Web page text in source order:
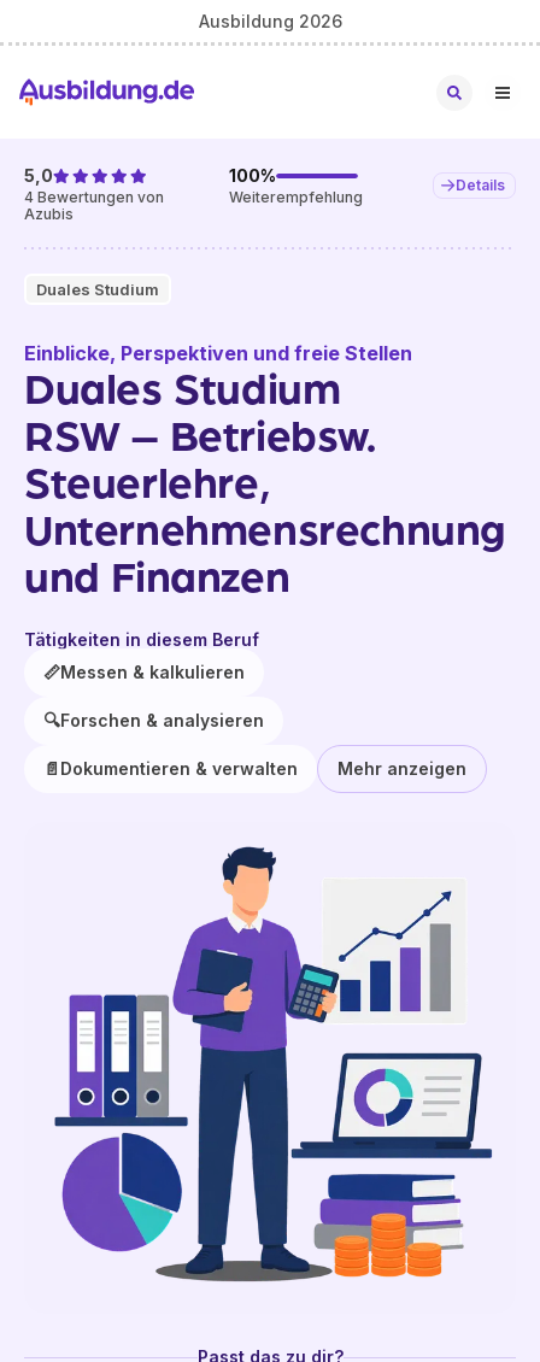
Ausbildung 2026
Duales Studium
5,0
4 Bewertungen von
Azubis
100%
Weiterempfehlung
Details
Einblicke, Perspektiven und freie Stellen
Duales Studium
RSW – Betriebsw.
Steuerlehre,
Unternehmensrechnung
und Finanzen
Tätigkeiten in diesem Beruf
📏Messen & kalkulieren
🔍Forschen & analysieren
📄 Dokumentieren & verwalten Mehr anzeigen
Passt das zu dir?